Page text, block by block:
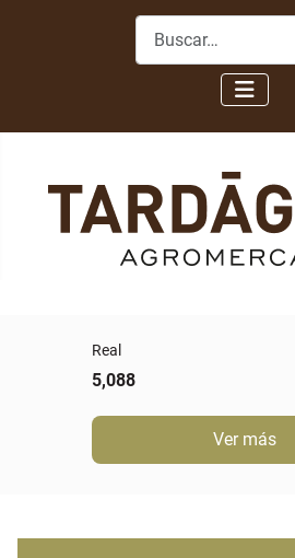
Buscar
Real
5,088
Ver más